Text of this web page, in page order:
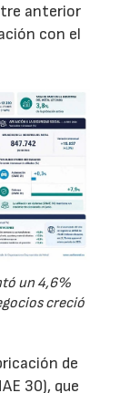
anterior
con el
un 4,6%
creció
de
30), que